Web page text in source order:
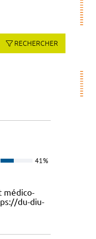
RECHERCHER
41%
médico-
du-diu-